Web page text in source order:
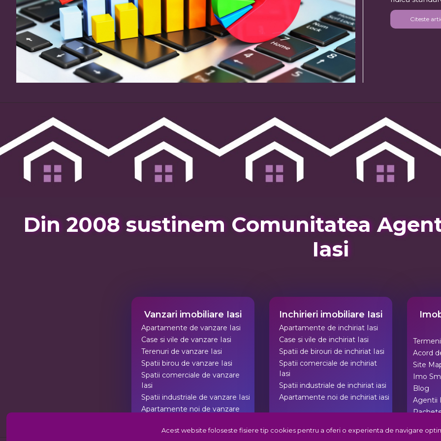
Citeste
Din 2008 sustinem Comunitatea
Iasi
Vanzari imobiliare Iasi
Apartamente de vanzare Iasi
Case si vile de vanzare Iasi
Terenuri de vanzare Iasi
Spatii birou de vanzare Iasi
Spatii comerciale de vanzare
Iasi
Spatii industriale de vanzare Iasi
Apartamente noi de vanzare
Inchirieri imobiliare Iasi
Apartamente de inchiriat Iasi
Case si vile de inchiriat Iasi
Spatii de birouri de inchiriat Iasi
Spatii comerciale de inchiriat
Iasi
Spatii industriale de inchiriat iasi
Apartamente noi de inchiriat iasi
Acord
Site
Imo
Blog
Agentii
Acest website foloseste fisiere tip cookies pentru a oferi o experienta de navigare